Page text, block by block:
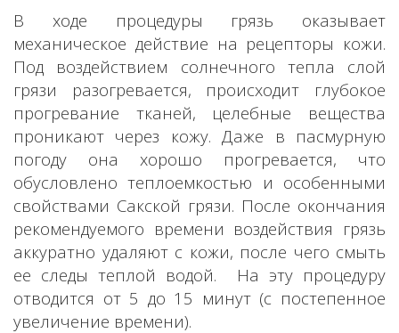
В ходе процедуры грязь оказывает
механическое действие на рецепторы кожи.
Под воздействием солнечного тепла слой
грязи разогревается, происходит глубокое
прогревание тканей, целебные вещества
проникают через кожу. Даже в пасмурную
погоду она хорошо прогревается, что
обусловлено теплоемкостью и особенными
свойствами Сакской грязи. После окончания
рекомендуемого времени воздействия грязь
аккуратно удаляют с кожи, после чего смыть
ее следы теплой водой. На эту процедуру
отводится от 5 до 15 минут (с постепенное
увеличение времени).